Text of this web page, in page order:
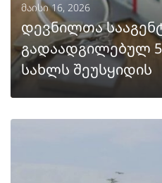
მაისი 16, 2026
დევნილთა
გადაადგილებულ
სახლს შეუსყიდის